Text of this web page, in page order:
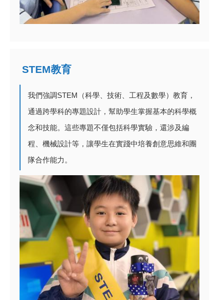
STEM教育
我們強調STEM（科學、技術、工程及數學）教育，
通過跨學科的專題設計，幫助學生掌握基本的科學概
念和技能。這些專題不僅包括科學實驗，還涉及編
程、機械設計等，讓學生在實踐中培養創意思維和團
隊合作能力。